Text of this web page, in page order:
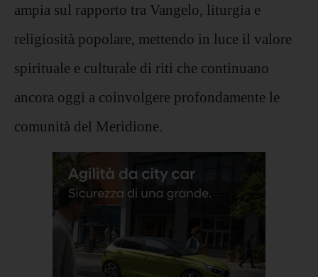
ampia sul rapporto tra Vangelo, liturgia e
religiosità popolare, mettendo in luce il valore
spirituale e culturale di riti che continuano
ancora oggi a coinvolgere profondamente le
comunità del Meridione.